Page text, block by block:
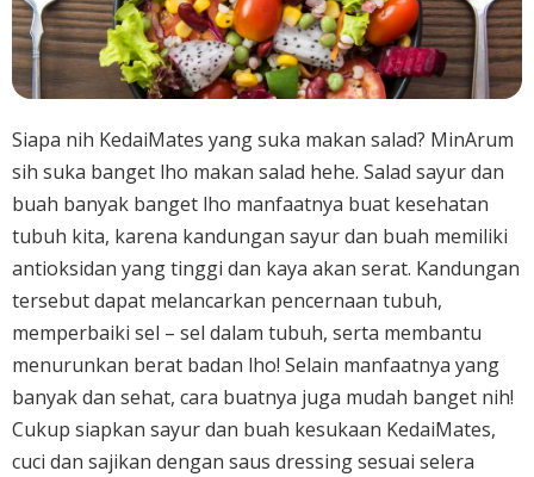
Siapa nih KedaiMates yang suka makan salad? MinArum
sih suka banget lho makan salad hehe. Salad sayur dan
buah banyak banget lho manfaatnya buat kesehatan
tubuh kita, karena kandungan sayur dan buah memiliki
antioksidan yang tinggi dan kaya akan serat. Kandungan
tersebut dapat melancarkan pencernaan tubuh,
memperbaiki sel – sel dalam tubuh, serta membantu
menurunkan berat badan lho! Selain manfaatnya yang
banyak dan sehat, cara buatnya juga mudah banget nih!
Cukup siapkan sayur dan buah kesukaan KedaiMates,
cuci dan sajikan dengan saus dressing sesuai selera